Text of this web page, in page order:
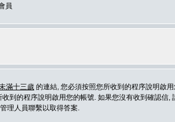
員
滿十三歲 的連結, 您必須按照您所收到的程序說明啟
到的程序說明啟用您的帳號. 如果您沒有收到確認信,
理人員聯繫以取得答案.